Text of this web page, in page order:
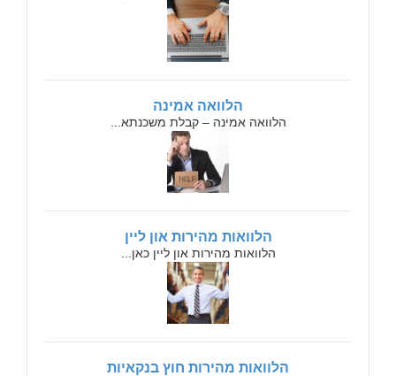
הלוואה אמינה
הלוואה אמינה – קבלת משכנתא...
הלוואות מהירות און ליין
הלוואות מהירות און ליין כאן...
הלוואות מהירות חוץ בנקאיות